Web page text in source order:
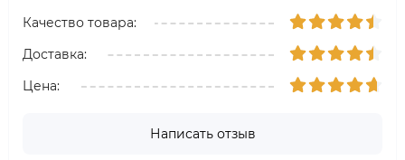
Качество товара:
Доставка:
Цена:
Написать отзыв